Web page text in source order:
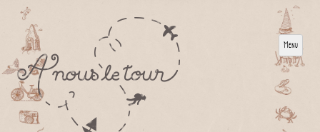
Menu